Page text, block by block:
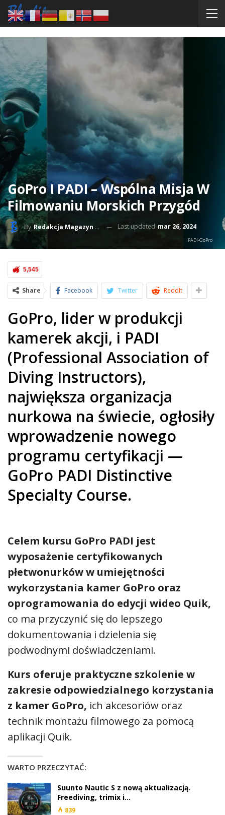
GoPro I PADI – Wspólna Misja W
Filmowaniu Morskich Przygód
By Redakcja Magazyn BlueLife Last updated mar 26, 2024
PADI-GoPro
5,545
Share Facebook Twitter ReddIt
GoPro, lider w produkcji
kamerek akcji, i PADI
(Professional Association of
Diving Instructors),
największa organizacja
nurkowa na świecie, ogłosiły
wprowadzenie nowego
programu certyfikacji —
GoPro PADI Distinctive
Specialty Course.
Celem kursu GoPro PADI jest
wyposażenie certyfikowanych
płetwonurków w umiejętności
wykorzystania kamer GoPro oraz
oprogramowania do edycji wideo Quik,
co ma przyczynić się do lepszego
dokumentowania i dzielenia się
podwodnymi doświadczeniami.
Kurs oferuje praktyczne szkolenie w
zakresie odpowiedzialnego korzystania
z kamer GoPro, ich akcesoriów oraz
technik montażu filmowego za pomocą
aplikacji Quik.
WARTO PRZECZYTAĆ:
Suunto Nautic S z nową aktualizacją.
Freediving, trimix i…
839